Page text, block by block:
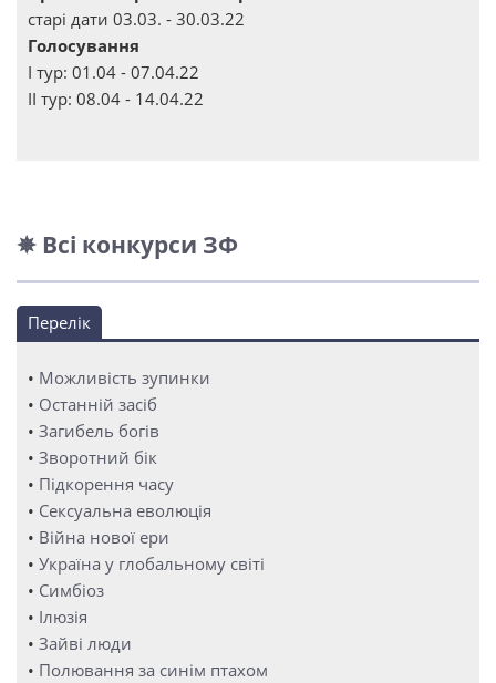
старі дати 03.03. - 30.03.22
Голосування
І тур: 01.04 - 07.04.22
ІІ тур: 08.04 - 14.04.22
✵ Всі конкурси ЗФ
Перелік
• Можливість зупинки
• Останній засіб
• Загибель богів
• Зворотний бік
• Підкорення часу
• Сексуальна еволюція
• Війна нової ери
• Україна у глобальному світі
• Симбіоз
• Ілюзія
• Зайві люди
• Полювання за синім птахом